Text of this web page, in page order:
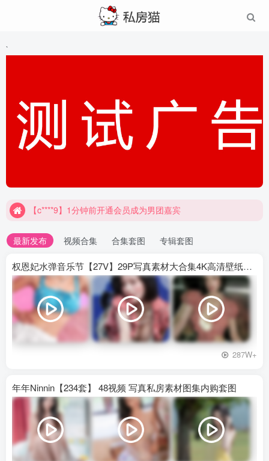
`
【c****9】1分钟前开通会员成为男团嘉宾
最新发布 视频合集 合集套图 专辑套图
权恩妃水弹音乐节【27V】29P写真素材大合集4K高清壁纸照片素材
287W+
年年Ninnin【234套】 48视频 写真私房素材图集内购套图